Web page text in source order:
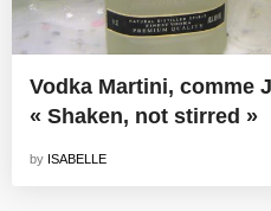
Vodka Martini, comme
« Shaken, not stirred »
by ISABELLE